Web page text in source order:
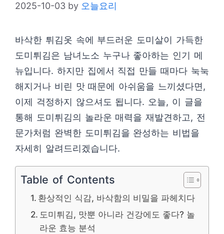
2025-10-03 by 오늘요리
바삭한 튀김옷 속에 부드러운 도미살이 가득한
도미튀김은 남녀노소 누구나 좋아하는 인기 메
뉴입니다. 하지만 집에서 직접 만들 때마다 눅눅
해지거나 비린 맛 때문에 아쉬움을 느끼셨다면,
이제 걱정하지 않으셔도 됩니다. 오늘, 이 글을
통해 도미튀김의 놀라운 매력을 재발견하고, 전
문가처럼 완벽한 도미튀김을 완성하는 비법을
자세히 알려드리겠습니다.
Table of Contents
환상적인 식감, 바삭함의 비밀을 파헤치다
도미튀김, 맛뿐 아니라 건강에도 좋다? 놀
라운 효능 분석